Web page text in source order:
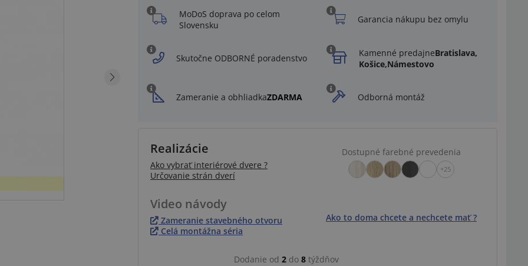
MoDoS doprava po celom
Slovensku
Garancia nákupu bez omylu
Skutočne ODBORNÉ poradenstvo Kamenné predajneBratislava,
Košice,Námestovo
Zameranie a obhliadkaZDARMA Odborná montáž
Realizácie
Ako vybrať interiérové dvere ?
Určovanie strán dverí
Dostupné farebné prevedenia
+25
Video návody
Zameranie stavebného otvoru
Celá montážna séria
Ako to doma chcete a nechcete mať ?
Dodanie od 2 do 8 týždňov